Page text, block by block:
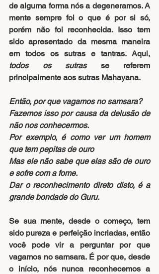
de alguma forma nós a degeneramos. A
mente sempre foi o que é por si só,
porém não foi reconhecida. Isso tem
sido apresentado da mesma maneira
todos os sutras se referem
principalmente aos sutras Mahayana.
Então, por que vagamos no samsara?
Fazemos isso por causa da delusão de
não nos conhecermos.
Por exemplo, é como ver um homem
que tem pepitas de ouro
Mas ele não sabe que elas são de ouro
e sofre com a fome.
Dar o reconhecimento direto disto, é a
grande bondade do Guru.
Se sua mente, desde o começo, tem
sido pureza e perfeição incriadas, então
você pode vir a perguntar por que
vagamos no samsara. É por que, desde
o início, nós nunca reconhecemos a